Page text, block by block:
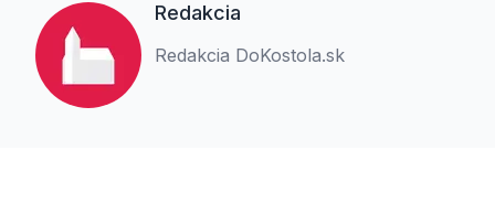
Redakcia
Redakcia DoKostola.sk